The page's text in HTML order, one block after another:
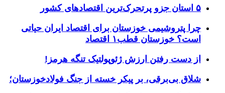
۵ استان جزو پرتحرک‌ترین اقتصاد‌های کشور
چرا پتروشیمی خوزستان برای اقتصاد ایران حیاتی
است؟ خوزستان قطب۱ اقتصاد
از دست رفتن ارزش ژئوپولتیک تنگه هرمز!
شلاق‌ بی‌برقی، بر پیکر خسته‌ از جنگ فولادخوزستان؛